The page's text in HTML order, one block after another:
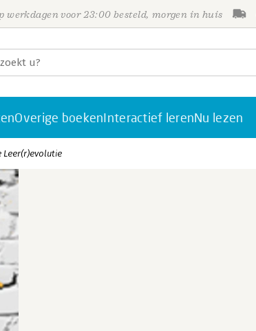
werkdagen voor 23:00 besteld, morgen in huis
Overige boekenInteractief lerenNu lezen
Leer(r)evolutie